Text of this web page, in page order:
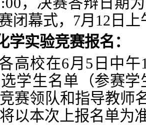
闭幕式， 7月 12 日上
学实验竞赛报名：
高校在6月 5 日 中午
学生名单 （参赛
赛领队和指导教师
以本次上报名单为